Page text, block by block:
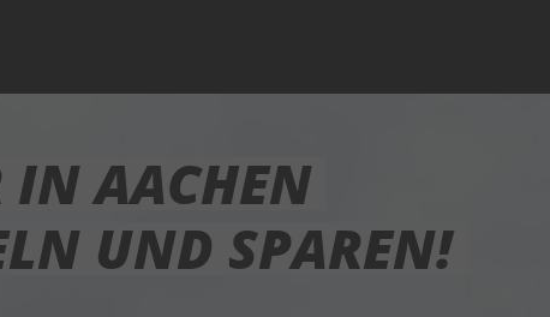
IN AACHEN
UND SPAREN!